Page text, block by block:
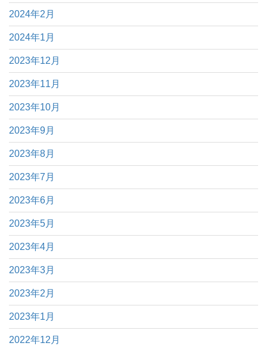
2024年2月
2024年1月
2023年12月
2023年11月
2023年10月
2023年9月
2023年8月
2023年7月
2023年6月
2023年5月
2023年4月
2023年3月
2023年2月
2023年1月
2022年12月